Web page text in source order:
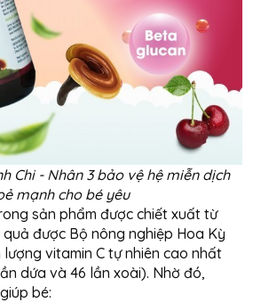
Chi - Nhân 3 bảo vệ hệ miễn dịch
mạnh cho bé yêu
sản phẩm được chiết xuất từ
được Bộ nông nghiệp Hoa Kỳ
vitamin C tự nhiên cao nhất
dứa và 46 lần xoài). Nhờ đó,
bé: